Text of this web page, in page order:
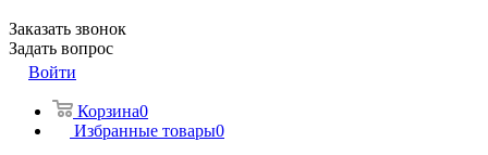
Заказать звонок
Задать вопрос
Войти
Корзина0
Избранные товары0